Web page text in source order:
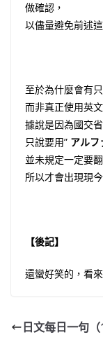
做確認，
以儘量避免前述
至於為什麼會有
而非真正使用英
據說是因為國交
只說要用” アルフ
並未規定一定要
所以才會出現現
【後記】
還蠻好笑的，看
日文每日一句（